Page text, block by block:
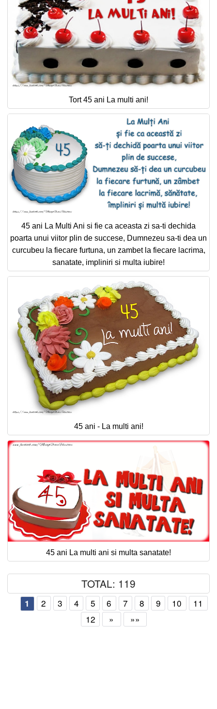
Tort 45 ani La multi ani!
45 ani La Multi Ani si fie ca aceasta zi sa-ti dechida
poarta unui viitor plin de succese, Dumnezeu sa-ti dea un
curcubeu la fiecare furtuna, un zambet la fiecare lacrima,
sanatate, impliniri si multa iubire!
45 ani - La multi ani!
45 ani La multi ani si multa sanatate!
TOTAL: 119
1 2 3 4 5 6 7 8 9 10
11
12
» »»